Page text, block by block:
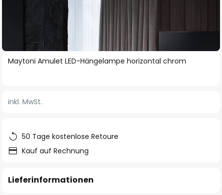
Zum
Anfang
springen
Maytoni Amulet LED-Hängelampe horizontal chrom
inkl. MwSt.
50 Tage kostenlose Retoure
Kauf auf Rechnung
Lieferinformationen